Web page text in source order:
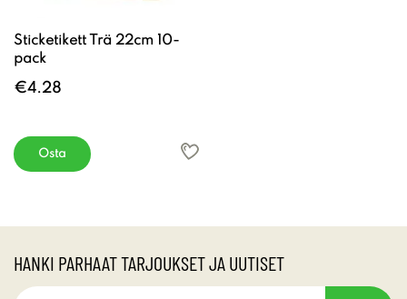
Sticketikett Trä 22cm 10-
pack
€4.28
Osta
HANKI PARHAAT TARJOUKSET JA UUTISET